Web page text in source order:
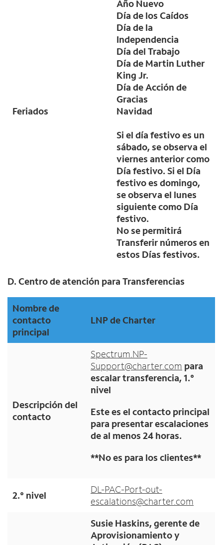
Feriados
Año Nuevo
Día de los Caídos
Día de la
Independencia
Día del Trabajo
Día de Martin Luther
King Jr.
Día de Acción de
Gracias
Navidad
Si el día festivo es un
sábado, se observa el
viernes anterior como
Día festivo. Si el Día
festivo es domingo,
se observa el lunes
siguiente como Día
festivo.
No se permitirá
Transferir números en
estos Días festivos.
D. Centro de atención para Transferencias
Nombre de
contacto
principal
LNP de Charter
Descripción del
contacto
Spectrum.NP-
Support@charter.com para
escalar transferencia, 1.°
nivel
Este es el contacto principal
para presentar escalaciones
de al menos 24 horas.
**No es para los clientes**
2.° nivel
DL-PAC-Port-out-
escalations@charter.com
Susie Haskins, gerente de
Aprovisionamiento y